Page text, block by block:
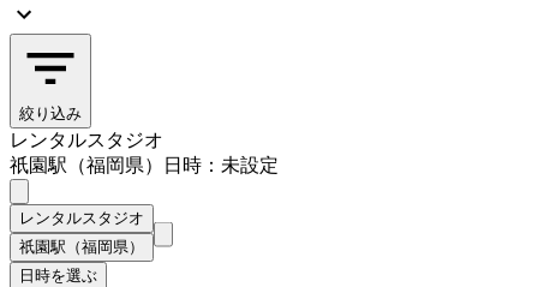
絞り込み
レンタルスタジオ
祇園駅（福岡県）
日時：未設定
レンタルスタジオ
祇園駅（福岡県）
日時を選ぶ